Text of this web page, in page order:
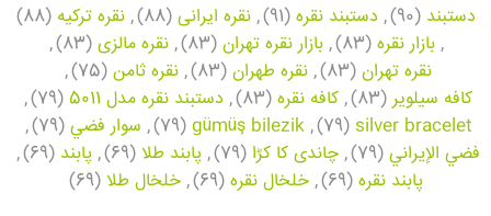
دستبند (90)
, دستبند نقره (91)
, نقره ایرانی (88)
, نقره ترکیه (88)
, بازار نقره (83)
, بازار نقره تهران (83)
, نقره مالزی (83)
,
نقره تهران (83)
, نقره طهران (83)
, نقره ثامن (75)
,
کافه سیلویر (83)
, کافه نقره (83)
, دستبند نقره مدل 5011 (79)
,
silver bracelet
(79)
,
gümüş bilezik
(79)
, سوار فضي (79)
,
فضي الإيراني (79)
, چاندی کا کڑا (79)
, پابند طلا (69)
, پابند (69)
,
پابند نقره (69)
, خلخال نقره (69)
, خلخال طلا (69)